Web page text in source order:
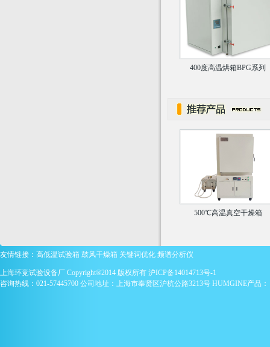
400度高温烘箱BPG系列
500℃高温真空干燥箱
友情链接： 高低温试验箱 鼓风干燥箱 关键词优化 频谱分析仪
上海环竞试验设备厂 Copyright®2014 版权所有 沪ICP备14014713号-1
咨询热线：021-57445700 公司地址：上海市奉贤区沪杭公路3213号 HUMGINE产品：